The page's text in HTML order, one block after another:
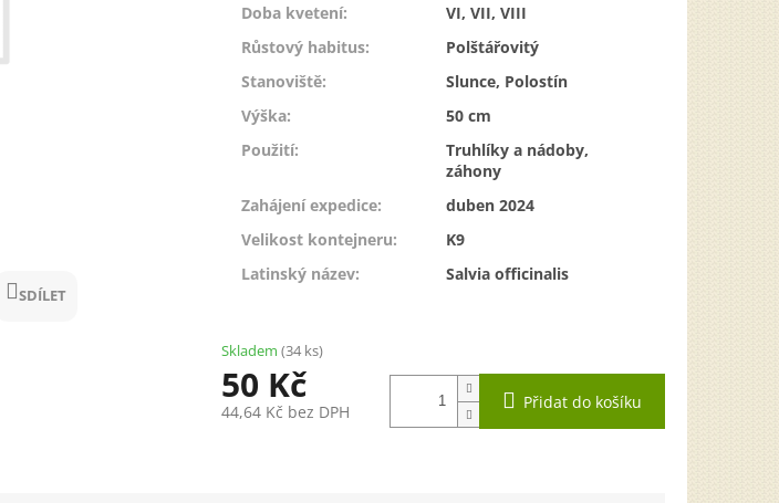
SDÍLET
Doba kvetení:
VI, VII, VIII
Růstový habitus:
Polštářovitý
Stanoviště:
Slunce, Polostín
Výška:
50 cm
Použití:
Truhlíky a nádoby,
záhony
Zahájení expedice:
duben 2024
Velikost kontejneru:
K9
Latinský název: Salvia officinalis
50 Kč
44,64 Kč bez DPH
Skladem (34 ks)
Přidat do košíku